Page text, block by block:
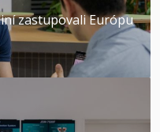
zastupovali Európu